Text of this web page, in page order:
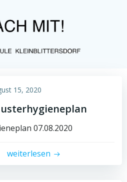
15, 2020
07.08.2020
weiterlesen